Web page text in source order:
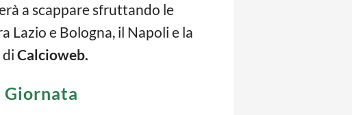
a scappare sfruttando le
e Bologna, il Napoli e la
di Calcioweb.
Giornata